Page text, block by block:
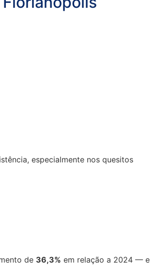
especialmente nos quesitos
de 36,3% em relação a 2024 — e